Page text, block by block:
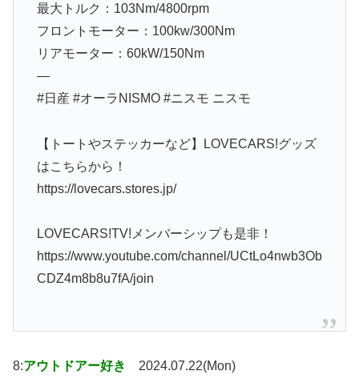
最大トルク：103Nm/4800rpm
フロントモーター：100kw/300Nm
リアモーター：60kW/150Nm
—
#日産 #オーラNISMO #ニスモ ニスモ
【トートやステッカーなど】LOVECARS!グッズ
はこちらから！
https://lovecars.stores.jp/
LOVECARS!TV!メンバーシップも是非！
https://www.youtube.com/channel/UCtLo4nwb3Ob
CDZ4m8b8u7fA/join
8:アウトドアー好き 2024.07.22(Mon)